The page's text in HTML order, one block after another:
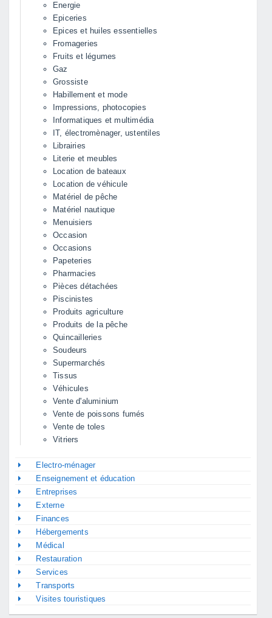
Energie
Epiceries
Epices et huiles essentielles
Fromageries
Fruits et légumes
Gaz
Grossiste
Habillement et mode
Impressions, photocopies
Informatiques et multimédia
IT, électromènager, ustentiles
Librairies
Literie et meubles
Location de bateaux
Location de véhicule
Matériel de pêche
Matériel nautique
Menuisiers
Occasion
Occasions
Papeteries
Pharmacies
Pièces détachées
Piscinistes
Produits agriculture
Produits de la pêche
Quincailleries
Soudeurs
Supermarchés
Tissus
Véhicules
Vente d'aluminium
Vente de poissons fumés
Vente de toles
Vitriers
Electro-ménager
Enseignement et éducation
Entreprises
Externe
Finances
Hébergements
Médical
Restauration
Services
Transports
Visites touristiques